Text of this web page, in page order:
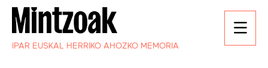
IPAR EUSKAL HERRIKO AHOZKO MEMORIA